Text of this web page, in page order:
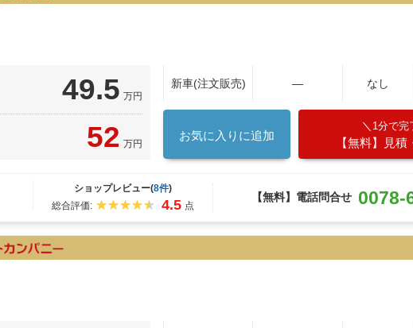
49.5 万円
52 万円
新車(注文販売) ― なし
お気に入りに追加
1分で完
【無料】見
ショップレビュー(8件)
総合評価:
4.5 点
【無料】電話問合せ 0078-